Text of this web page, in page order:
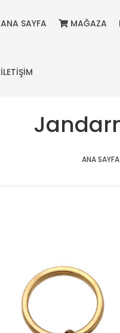
ANA SAYFA MAĞAZA
İLETİŞİM
ANA SAYFA